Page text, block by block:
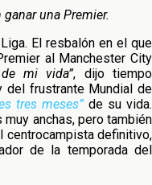
una Premier.
El resbalón en el que
al Manchester City
mi vida”, dijo tiempo
del frustrante Mundial de
tres meses”de su vida.
anchas, pero también
centrocampista definitivo,
de la temporada del